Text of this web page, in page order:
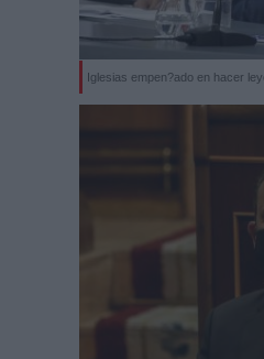
Iglesias empen?ado en hacer